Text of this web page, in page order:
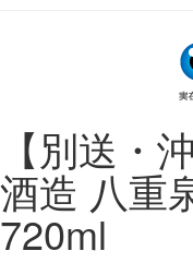
【別送・
酒造 八重
720ml